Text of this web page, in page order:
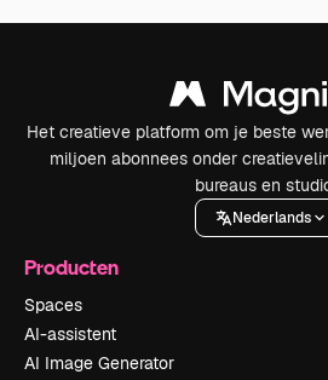
Het creatieve platform om je beste
miljoen abonnees onder
bureaus en
Nederlands
Producten
Spaces
AI-assistent
AI Image Generator